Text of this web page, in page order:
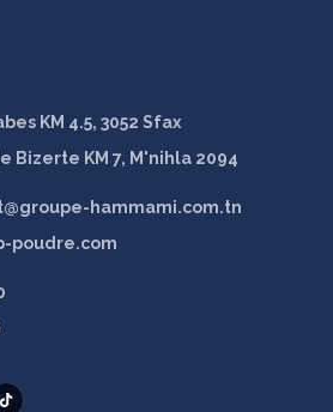
KM 4.5, 3052 Sfax
Bizerte KM 7, M'nihla 2094
hammami.com.tn
poudre.com